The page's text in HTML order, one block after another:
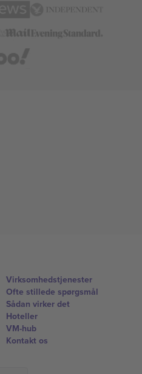
Virksomhedstjenester
Ofte stillede spørgsmål
Sådan virker det
Hoteller
VM-hub
Kontakt os